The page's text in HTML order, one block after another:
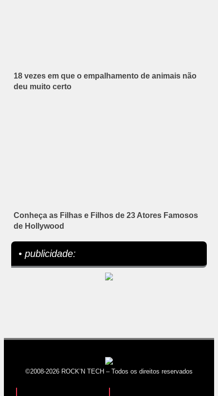
18 vezes em que o empalhamento de animais não
deu muito certo
Conheça as Filhas e Filhos de 23 Atores Famosos
de Hollywood
• publicidade:
©2008-2026 ROCK’N TECH – Todos os direitos reservados